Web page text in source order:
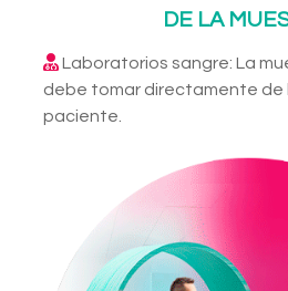
DE LA
Laboratorios sangre: La
debe tomar directamente de
paciente.